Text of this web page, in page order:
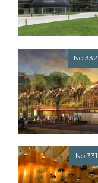
No.332
No.331